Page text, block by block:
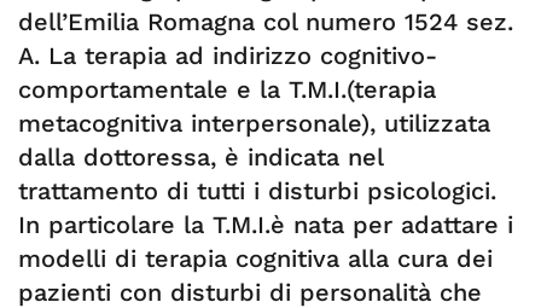
dell’Emilia Romagna col numero 1524 sez.
A. La terapia ad indirizzo cognitivo-
comportamentale e la T.M.I.(terapia
metacognitiva interpersonale), utilizzata
dalla dottoressa, è indicata nel
trattamento di tutti i disturbi psicologici.
In particolare la T.M.I.è nata per adattare i
modelli di terapia cognitiva alla cura dei
pazienti con disturbi di personalità che